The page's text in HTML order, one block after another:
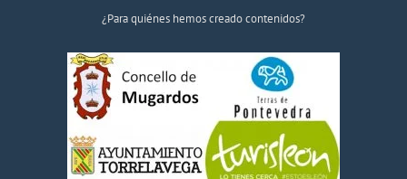
¿Para quiénes hemos creado contenidos?